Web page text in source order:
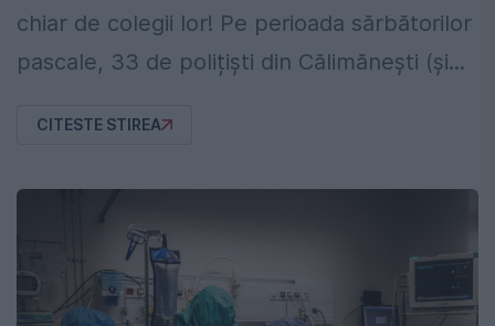
chiar de colegii lor! Pe perioada sărbătorilor
pascale, 33 de polițiști din Călimănești (și...
CITESTE STIREA